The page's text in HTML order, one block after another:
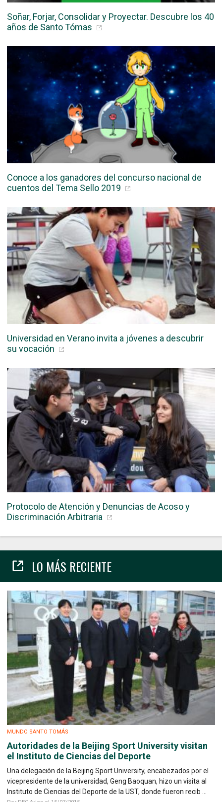
Soñar, Forjar, Consolidar y Proyectar. Descubre los 40
años de Santo Tómas
Conoce a los ganadores del concurso nacional de
cuentos del Tema Sello 2019
Universidad en Verano invita a jóvenes a descubrir
su vocación
Protocolo de Atención y Denuncias de Acoso y
Discriminación Arbitraria
LO MÁS RECIENTE
MUNDO SANTO TOMÁS
Autoridades de la Beijing Sport University visitan
el Instituto de Ciencias del Deporte
Una delegación de la Beijing Sport University, encabezados por el
vicepresidente de la universidad, Geng Baoquan, hizo un visita al
Instituto de Ciencias del Deporte de la UST, donde fueron recib ...